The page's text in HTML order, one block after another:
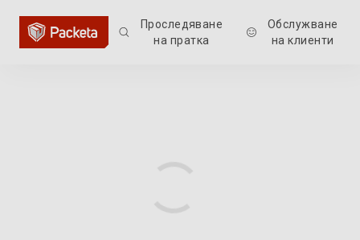
Проследяване
на пратка
Обслужване
на клиенти